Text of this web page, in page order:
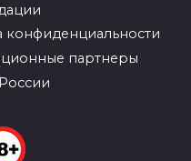
конфиденциальности
партнеры